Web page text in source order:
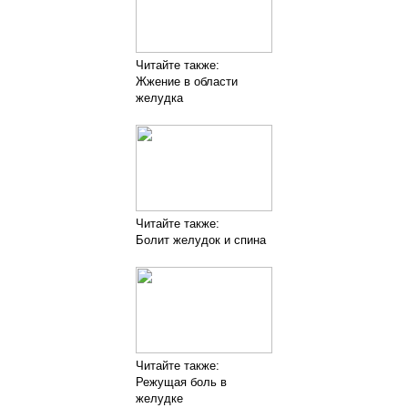
Читайте также:
Жжение в области
желудка
Читайте также:
Болит желудок и спина
Читайте также:
Режущая боль в
желудке